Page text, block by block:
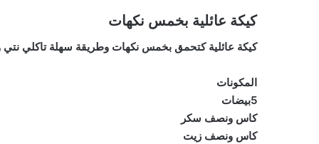
كيكة عائلية بخمس نكهات
كيكة عائلية كتحمق بخمس نكهات وطريقة سهلة تاكلي نتي
المكونات
5بيضات
كاس ونصف سكر
كاس ونصف زيت